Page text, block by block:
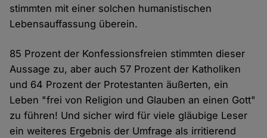
stimmten mit einer solchen humanistischen
Lebensauffassung überein.
85 Prozent der Konfessionsfreien stimmten dieser
Aussage zu, aber auch 57 Prozent der Katholiken
und 64 Prozent der Protestanten äußerten, ein
Leben "frei von Religion und Glauben an einen Gott"
zu führen! Und sicher wird für viele gläubige Leser
ein weiteres Ergebnis der Umfrage als irritierend